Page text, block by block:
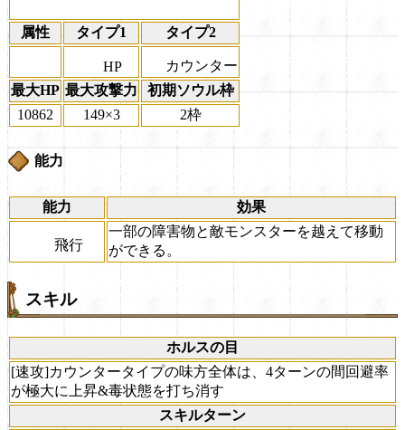
属性 タイプ1 タイプ2
HP
カウンター
最大HP 最大攻撃力
初期ソウル枠
10862
149×3 2枠
能力
能力 効果
飛行
一部の障害物と敵モンスターを越えて移動
ができる。
スキル
ホルスの目
[速攻]カウンタータイプの味方全体は、4ターンの間回避率
が極大に上昇&毒状態を打ち消す
スキルターン